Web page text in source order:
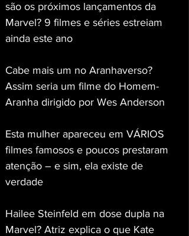
são os próximos lançamentos da
Marvel? 9 filmes e séries estreiam
ainda este ano
Cabe mais um no Aranhaverso?
Assim seria um filme do Homem-
Aranha dirigido por Wes Anderson
Esta mulher apareceu em VÁRIOS
filmes famosos e poucos prestaram
atenção – e sim, ela existe de
verdade
Hailee Steinfeld em dose dupla na
Marvel? Atriz explica o que Kate